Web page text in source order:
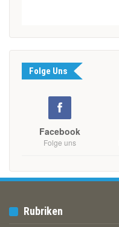
Folge Uns
Facebook
Folge uns
Rubriken